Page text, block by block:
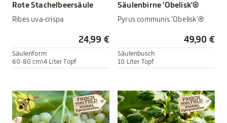
Rote Stachelbeersäule
Ribes uva-crispa
24,99 €
Säulenform
60-80 cm\4 Liter Topf
Säulenbirne 'Obelisk'®
Pyrus communis 'Obelisk'®
49,90 €
Säulenbusch
10 Liter Topf